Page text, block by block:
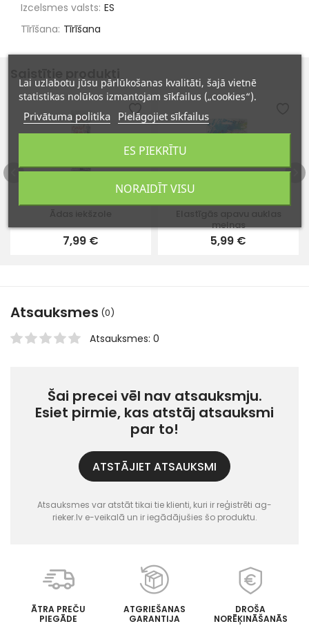
Izcelsmes valsts: ES
Tīrīšana: Tīrīšana
7,99 €
melnas
5,99 €
Atsauksmes (0)
Atsauksmes: 0
Šai precei vēl nav atsauksmju.
Esiet pirmie, kas atstāj atsauksmi
par to!
ATSTĀJIET ATSAUKSMI
Atsauksmes var atstāt tikai tie klienti, kuri ir reģistrēti ag-
rieker.lv e-veikalā un ir iegādājušies šo produktu.
ĀTRA PREČU
PIEGĀDE
ATGRIEŠANAS
GARANTIJA
DROŠA
NORĒĶINĀŠANĀS
Lai uzlabotu jūsu pārlūkošanas kvalitāti, šajā vietnē
statistikas nolūkos izmantojam sīkfailus („cookies“).
Privātuma politika Pielāgojiet sīkfailus
NORAIDĪT VISU
ES PIEKRĪTU